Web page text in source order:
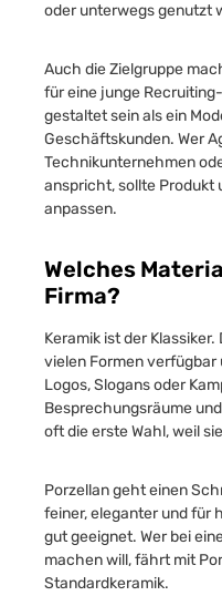
oder unterwegs genutzt
Auch die Zielgruppe
für eine junge
gestaltet sein als ein
Geschäftskunden. Wer
Technikunternehmen
anspricht, sollte Produkt
anpassen.
Welches
Firma?
Keramik ist der
vielen Formen
Logos, Slogans oder
Besprechungsräume
oft die erste Wahl, weil
Porzellan geht einen
feiner, eleganter und für
gut geeignet. Wer bei
machen will, fährt mit
Standardkeramik.